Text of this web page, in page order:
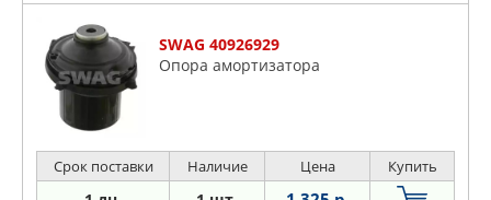
SWAG 40926929
Опора амортизатора
Срок поставки Наличие Цена Купить